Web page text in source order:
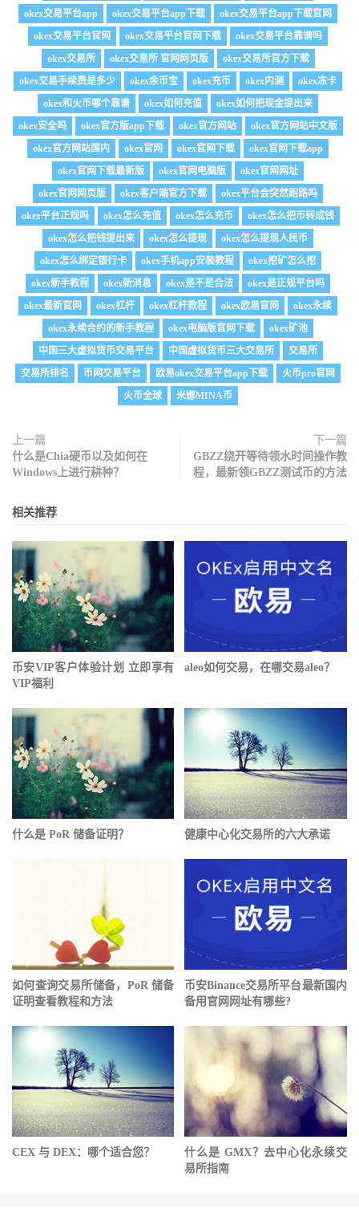
okex交易平台app
okex交易平台app下载
okex交易平台app下载官网
okex交易平台官网
okex交易平台官网下载
okex交易平台靠谱吗
okex交易所
okex交易所 官网网页版
okex交易所官方下载
okex交易手续费是多少
okex余币宝 okex充币 okex内测
okex冻卡
okex和火币哪个靠谱
okex如何充值
okex如何把现金提出来
okex安全吗
okex官方版app下载 okex官方网站
okex官方网站中文版
okex官方网站国内
okex官网 okex官网下载
okex官网下载app
okex官网下载最新版
okex官网电脑版
okex官网网址
okex官网网页版
okex客户端官方下载
okex平台会突然跑路吗
okex平台正规吗
okex怎么充值 okex怎么充币
okex怎么把币转成钱
okex怎么把钱提出来
okex怎么提现
okex怎么提现人民币
okex怎么绑定银行卡
okex手机app安装教程
okex挖矿怎么挖
okex新手教程
okex新消息 okex是不是合法
okex是正规平台吗
okex最新官网
okex杠杆 okex杠杆教程 okex欧易官网
okex永续
okex永续合约的新手教程
okex电脑版官网下载
okex矿池
中国三大虚拟货币交易平台
中国虚拟货币三大交易所
交易所
交易所排名
币网交易平台 欧易okex交易平台app下载
火币pro官网
火币全球
米娜MINA币
上一篇
什么是Chia硬币以及如何在
Windows上进行耕种？
下一篇
GBZZ绕开等待领水时间操作教
程，最新领GBZZ测试币的方法
相关推荐
币安VIP客户体验计划 立即享有
VIP福利
aleo如何交易，在哪交易aleo？
什么是 PoR 储备证明？ 健康中心化交易所的六大承诺
如何查询交易所储备，PoR 储备
证明查看教程和方法
币安Binance交易所平台最新国内
备用官网网址有哪些?
CEX 与 DEX：哪个适合您？
什么是 GMX？去中心化永续交
易所指南